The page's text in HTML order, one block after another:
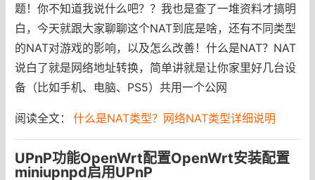
题！你不知道我说什么吧？？我也是查了一堆资料才搞明
白，今天就跟大家聊聊这个NAT到底是啥，还有不同类型
的NAT对游戏的影响，以及怎么改善！什么是NAT？NAT
说白了就是网络地址转换，简单讲就是让你家里好几台设
备（比如手机、电脑、PS5）共用一个公网
阅读全文： 什么是NAT类型？网络NAT类型详细说明
UPnP功能OpenWrt配置OpenWrt安装配置
miniupnpd启用UPnP